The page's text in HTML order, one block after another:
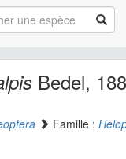
Bedel,
Famille :